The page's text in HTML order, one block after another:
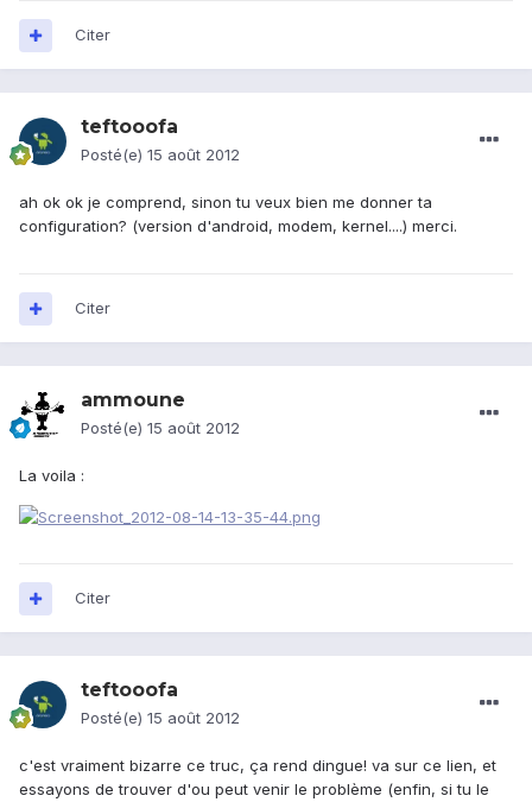
Citer
teftooofa
Posté(e) 15 août 2012
ah ok ok je comprend, sinon tu veux bien me donner ta
configuration? (version d'android, modem, kernel....) merci.
Citer
ammoune
Posté(e) 15 août 2012
La voila :
Citer
teftooofa
Posté(e) 15 août 2012
c'est vraiment bizarre ce truc, ça rend dingue! va sur ce lien, et
essayons de trouver d'ou peut venir le problème (enfin, si tu le